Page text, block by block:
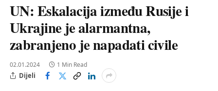
UN: Eskalacija između Rusije i
Ukrajine je alarmantna,
zabranjeno je napadati civile
02.01.2024 1 Min Read
Dijeli